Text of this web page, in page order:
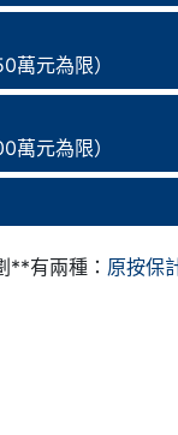
萬元為限）
萬元為限）
**有兩種： 原按保